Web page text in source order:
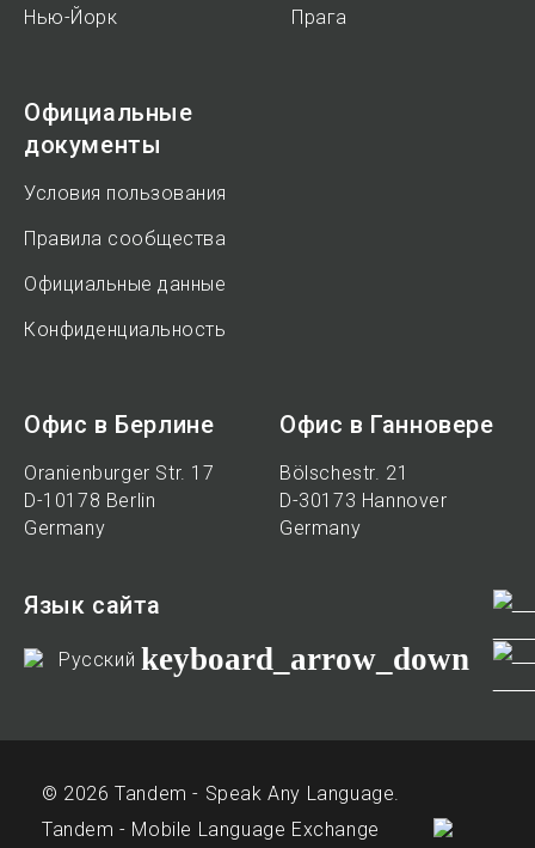
Нью-Йорк
Прага
Официальные
документы
Условия пользования
Правила сообщества
Официальные данные
Конфиденциальность
Офис в Берлине
Oranienburger Str. 17
D-10178 Berlin
Germany
Офис в Ганновере
Bölschestr. 21
D-30173 Hannover
Germany
Язык сайта
Русский keyboard_arrow_down
© 2026 Tandem - Speak Any Language.
Tandem - Mobile Language Exchange